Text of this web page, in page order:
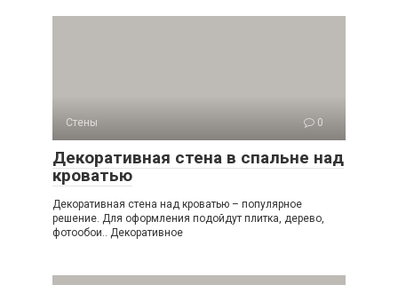
Стены 0
Декоративная стена в спальне над
кроватью
Декоративная стена над кроватью – популярное
решение. Для оформления подойдут плитка, дерево,
фотообои.. Декоративное